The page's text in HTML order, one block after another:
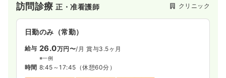
訪問診療正・准看護師 クリニック
日勤のみ（常勤）
給与 26.0万円〜/月 賞与3.5ヶ月
※一例
時間 8:45～17:45 （休憩60分）